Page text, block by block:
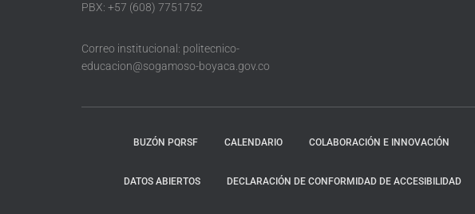
PBX: +57 (608) 7751752
Correo institucional: politecnico-
educacion@sogamoso-boyaca.gov.co
BUZÓN PQRSF CALENDARIO COLABORACIÓN E INNOVACIÓN
DATOS ABIERTOS DECLARACIÓN DE CONFORMIDAD DE ACCESIBILIDAD